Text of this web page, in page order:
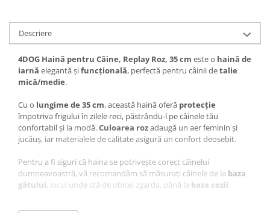
Așternut Igienic Pisici
Igienă Pisici
Antiparazitare Pisici
Vitamine Pisici
Accesorii Pisici
Culcușuri & Saltele Pisici
Ansambluri Pisici
Castroane & Adapatori Pisici
Cuști & Genți Pisici
Litiere Pisici
Descriere
4DOG Haină pentru Câine, Replay Roz, 35 cm este o haină de
iarnă elegantă șifuncțională, perfectă pentru câinii detalie
mică/medie.
Cu o lungime de 35 cm, această haină oferă protecție
împotriva frigului în zilele reci, păstrându-l pe câinele tău
confortabil și la modă.Culoarea rozadaugă un aer feminin și
jucăuș, iar materialele de calitate asigură un confort deosebit.
Pentru a fi siguri că haina se potrivește corect câinelui
dumneavoastră, vă recomandăm să măsurați câinele de la baza
gâtului, locul unde stă de obicei zgarda, până la baza cozii.